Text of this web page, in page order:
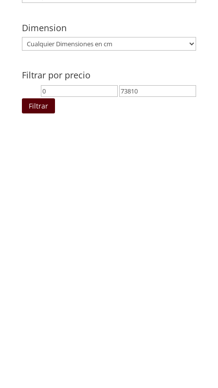
Dimension
Filtrar por precio
Precio
mínimo
Precio
Filtrar